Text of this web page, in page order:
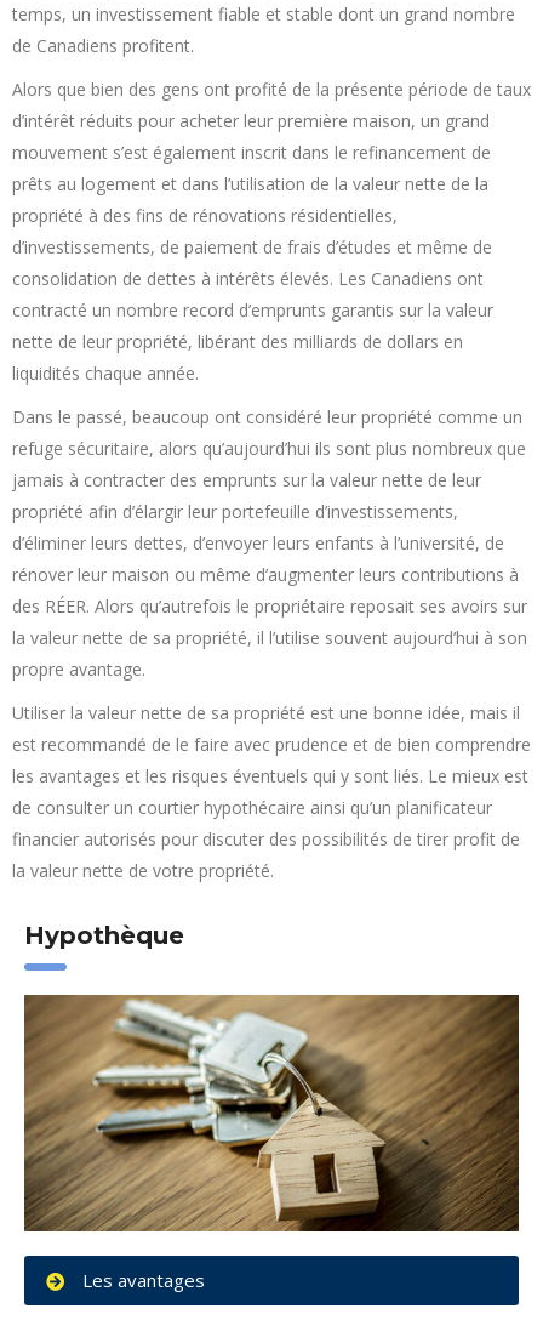
temps, un investissement fiable et stable dont un grand nombre
de Canadiens profitent.
Alors que bien des gens ont profité de la présente période de taux
d’intérêt réduits pour acheter leur première maison, un grand
mouvement s’est également inscrit dans le refinancement de
prêts au logement et dans l’utilisation de la valeur nette de la
propriété à des fins de rénovations résidentielles,
d’investissements, de paiement de frais d’études et même de
consolidation de dettes à intérêts élevés. Les Canadiens ont
contracté un nombre record d’emprunts garantis sur la valeur
nette de leur propriété, libérant des milliards de dollars en
liquidités chaque année.
Dans le passé, beaucoup ont considéré leur propriété comme un
refuge sécuritaire, alors qu’aujourd’hui ils sont plus nombreux que
jamais à contracter des emprunts sur la valeur nette de leur
propriété afin d’élargir leur portefeuille d’investissements,
d’éliminer leurs dettes, d’envoyer leurs enfants à l’université, de
rénover leur maison ou même d’augmenter leurs contributions à
des RÉER. Alors qu’autrefois le propriétaire reposait ses avoirs sur
la valeur nette de sa propriété, il l’utilise souvent aujourd’hui à son
propre avantage.
Utiliser la valeur nette de sa propriété est une bonne idée, mais il
est recommandé de le faire avec prudence et de bien comprendre
les avantages et les risques éventuels qui y sont liés. Le mieux est
de consulter un courtier hypothécaire ainsi qu’un planificateur
financier autorisés pour discuter des possibilités de tirer profit de
la valeur nette de votre propriété.
Hypothèque
Les avantages